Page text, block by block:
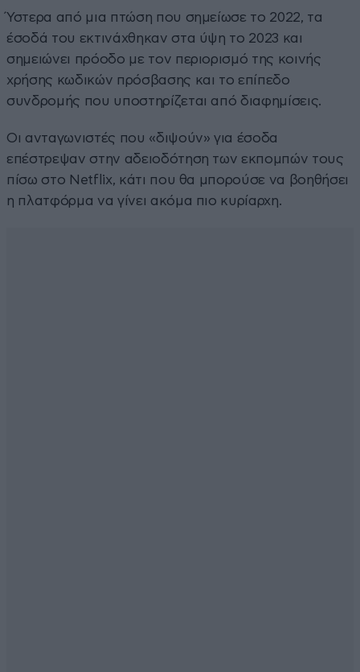
Ύστερα από μια πτώση που σημείωσε το 2022, τα
έσοδά του εκτινάχθηκαν στα ύψη το 2023 και
σημειώνει πρόοδο με τον περιορισμό της κοινής
χρήσης κωδικών πρόσβασης και το επίπεδο
συνδρομής που υποστηρίζεται από διαφημίσεις.
Οι ανταγωνιστές που «διψούν» για έσοδα
επέστρεψαν στην αδειοδότηση των εκπομπών τους
πίσω στο Netflix, κάτι που θα μπορούσε να βοηθήσει
η πλατφόρμα να γίνει ακόμα πιο κυρίαρχη.